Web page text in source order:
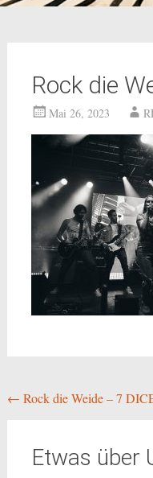
Rock die
Mai 26, 2023
← Rock die Weide – 7
Etwas über